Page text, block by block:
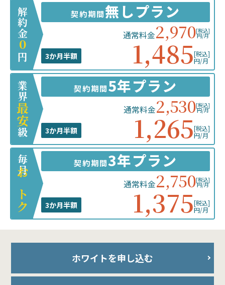
解約金
0
円
契約期間無しプラン
通常料金2,970[税込]
円/月
3か月半額 1,485[税込]
円/月
業界
最安
級
契約期間5年プラン
通常料金2,530[税込]
円/月
3か月半額 1,265[税込]
円/月
毎月
おトク
契約期間3年プラン
通常料金2,750[税込]
円/月
3か月半額 1,375[税込]
円/月
ホワイトを申し込む